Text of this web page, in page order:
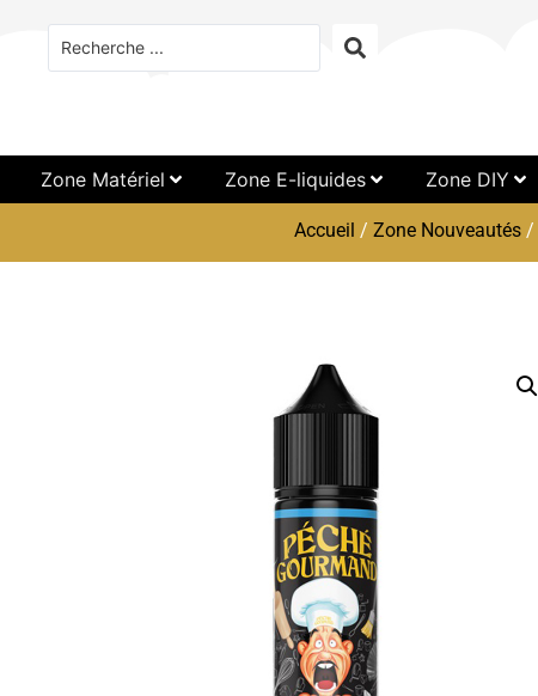
Zone Matériel Zone E-liquides Zone DIY
Accueil / Zone Nouveautés/